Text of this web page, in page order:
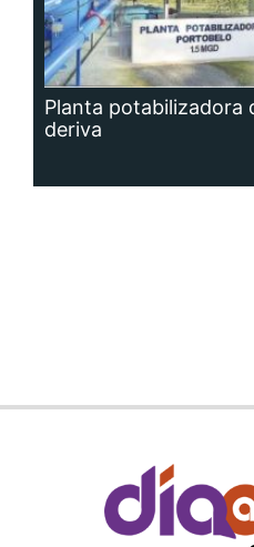
Planta potabilizadora
deriva